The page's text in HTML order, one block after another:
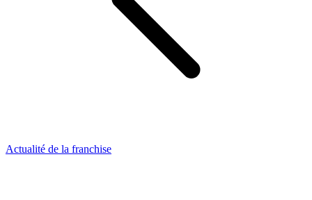
Actualité de la franchise